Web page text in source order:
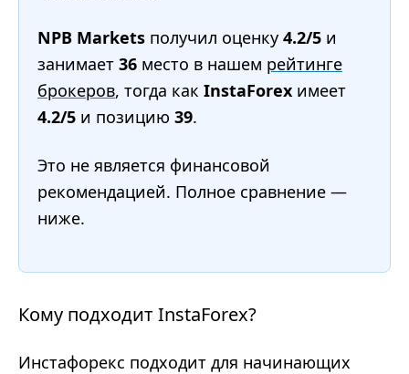
NPB Markets получил оценку 4.2/5 и
занимает 36 место в нашем рейтинге
брокеров, тогда как InstaForex имеет
4.2/5 и позицию 39.
Это не является финансовой
рекомендацией. Полное сравнение —
ниже.
Кому подходит InstaForex?
Инстафорекс подходит для начинающих